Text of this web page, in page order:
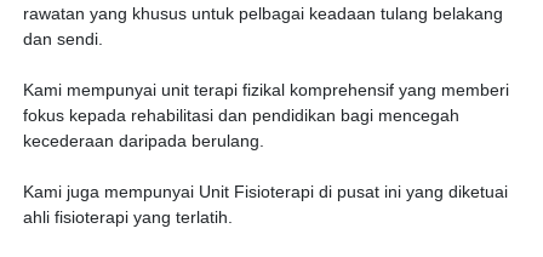
rawatan yang khusus untuk pelbagai keadaan tulang belakang
dan sendi.
Kami mempunyai unit terapi fizikal komprehensif yang memberi
fokus kepada rehabilitasi dan pendidikan bagi mencegah
kecederaan daripada berulang.
Kami juga mempunyai Unit Fisioterapi di pusat ini yang diketuai
ahli fisioterapi yang terlatih.